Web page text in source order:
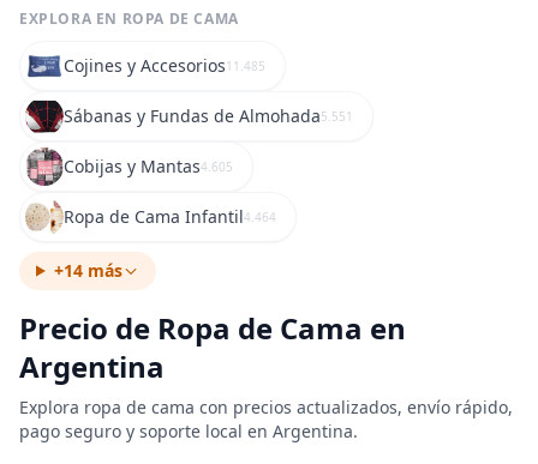
EXPLORA EN ROPA DE CAMA
Cojines y Accesorios11.485
Sábanas y Fundas de Almohada5.551
Cobijas y Mantas4.605
Ropa de Cama Infantil4.464
+14 más
Precio de Ropa de Cama en
Argentina
Explora ropa de cama con precios actualizados, envío rápido,
pago seguro y soporte local en Argentina.